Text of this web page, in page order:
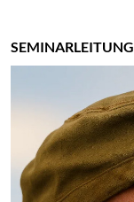
SEMINARLEITUNG